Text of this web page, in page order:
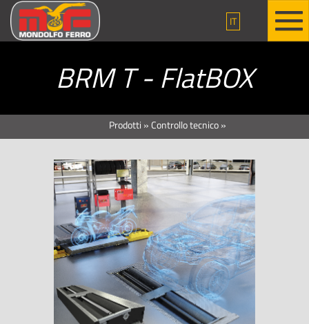
IT
BRM T - FlatBOX
Prodotti »Controllo tecnico»